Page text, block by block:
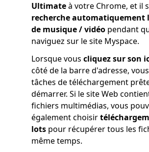
Ultimateà votre Chrome, et il
recherche automatiquement
de musique / vidéo pendant
naviguez sur le site Myspace.
Lorsque vous cliquez sur son
côté de la barre d'adresse,
tâches de téléchargement
démarrer. Si le site Web
fichiers multimédias, vous
également choisir
lots pour récupérer tous les
même temps.